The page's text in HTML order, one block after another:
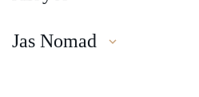
Jas Nomad